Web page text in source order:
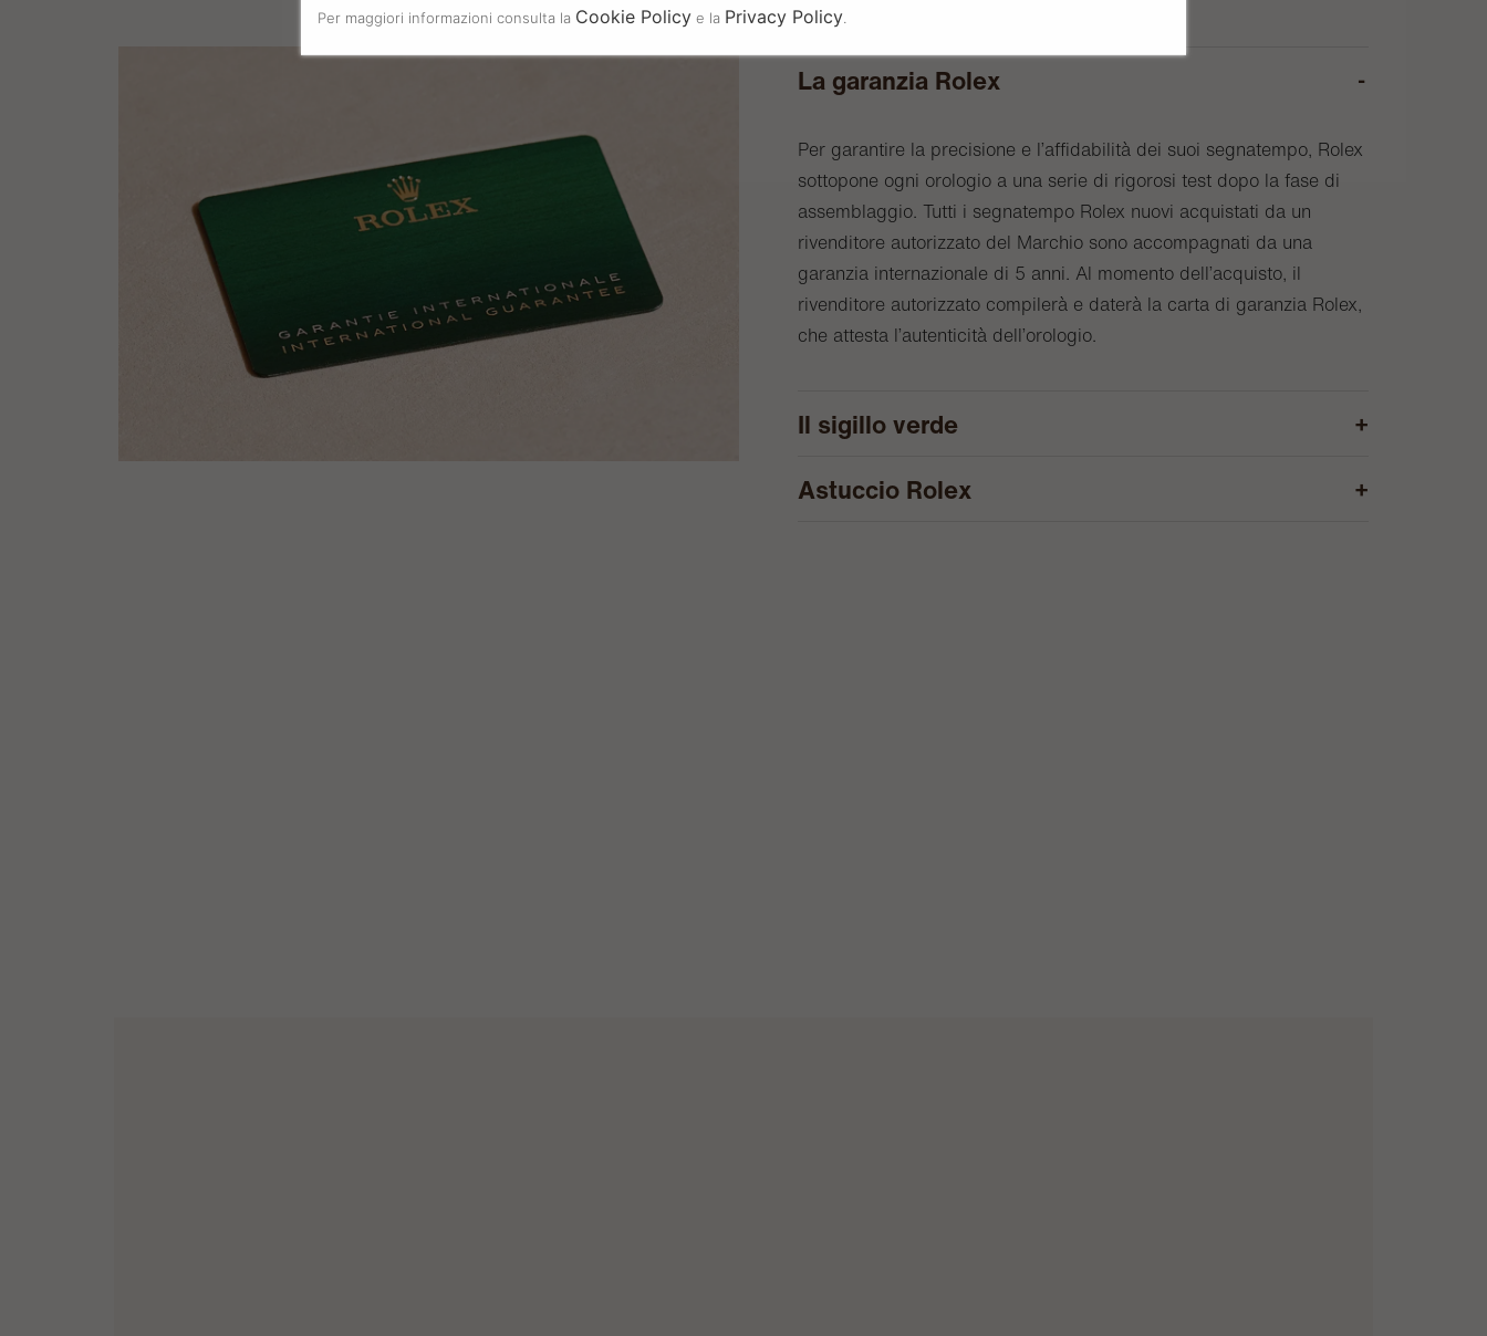
La garanzia Rolex
Per garantire la precisione e l’affidabilità dei suoi segnatempo, Rolex
sottopone ogni orologio a una serie di rigorosi test dopo la fase di
assemblaggio. Tutti i segnatempo Rolex nuovi acquistati da un
rivenditore autorizzato del Marchio sono accompagnati da una
garanzia internazionale di 5 anni. Al momento dell’acquisto, il
rivenditore autorizzato compilerà e daterà la carta di garanzia Rolex,
che attesta l’autenticità dell’orologio.
Il sigillo verde
Astuccio Rolex
Per maggiori informazioni consulta la Cookie Policy e la Privacy Policy